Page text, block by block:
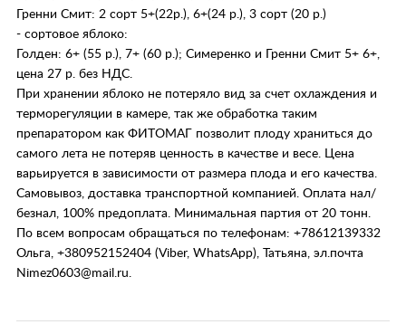
Гренни Смит: 2 сорт 5+(22р.), 6+(24 р.), 3 сорт (20 р.)
- сортовое яблоко:
Голден: 6+ (55 р.), 7+ (60 р.); Симеренко и Гренни Смит 5+ 6+,
цена 27 р. без НДС.
При хранении яблоко не потеряло вид за счет охлаждения и
терморегуляции в камере, так же обработка таким
препаратором как ФИТОМАГ позволит плоду храниться до
самого лета не потеряв ценность в качестве и весе. Цена
варьируется в зависимости от размера плода и его качества.
Самовывоз, доставка транспортной компанией. Оплата нал/
безнал, 100% предоплата. Минимальная партия от 20 тонн.
По всем вопросам обращаться по телефонам: +78612139332
Ольга, +380952152404 (Viber, WhatsApp), Татьяна, эл.почта
Nimez0603@mail.ru.